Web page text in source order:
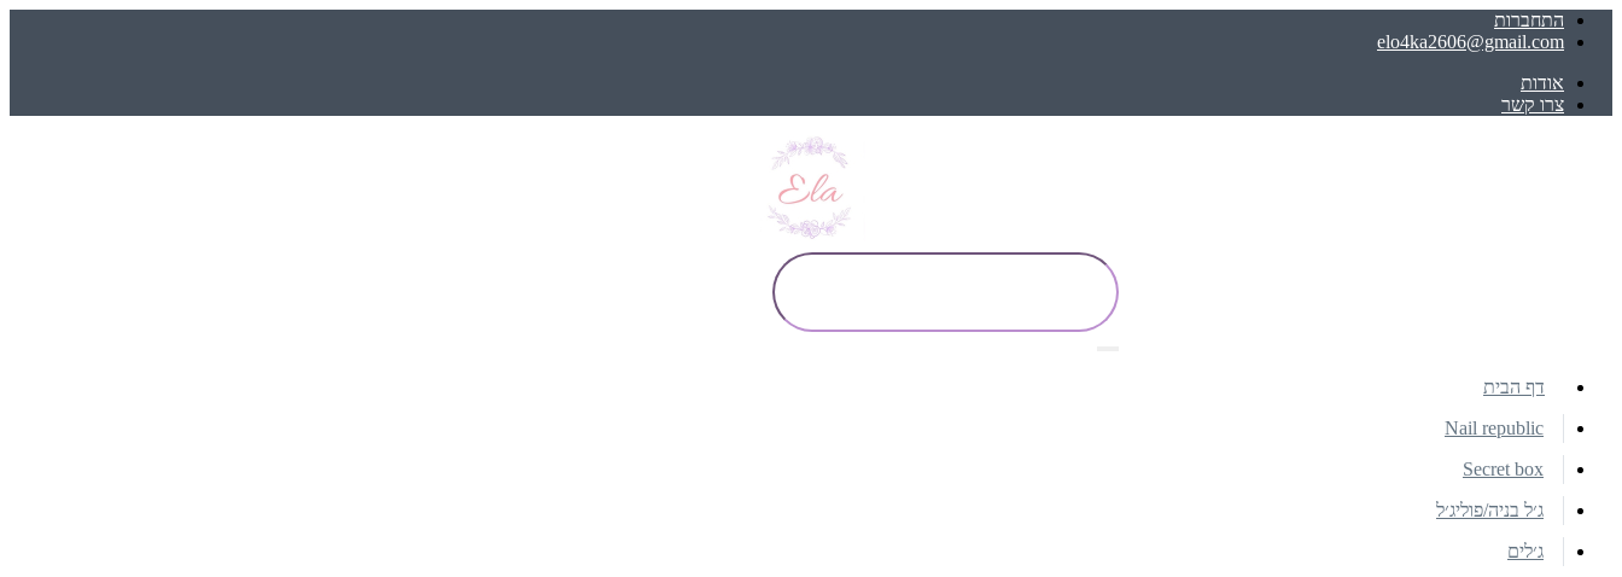
התחברות
elo4ka2606@gmail.com
אודות
צרו קשר
דף הבית
Nail republic
Secret box
ג׳ל בניה/פוליג׳ל
ג׳לים